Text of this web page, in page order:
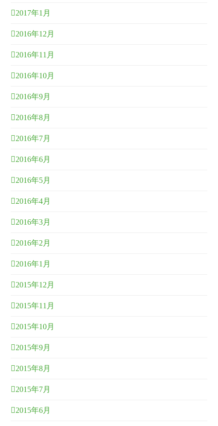
2017年1月
2016年12月
2016年11月
2016年10月
2016年9月
2016年8月
2016年7月
2016年6月
2016年5月
2016年4月
2016年3月
2016年2月
2016年1月
2015年12月
2015年11月
2015年10月
2015年9月
2015年8月
2015年7月
2015年6月